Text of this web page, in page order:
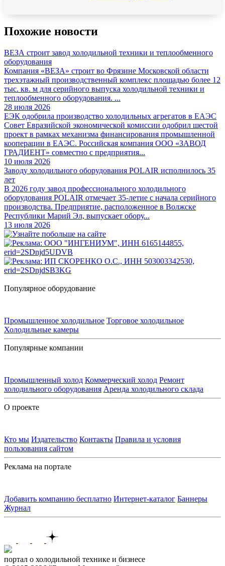
Похожие новости
ВЕЗА строит завод холодильной техники и теплообменного
оборудования
Компания «ВЕЗА» строит во Фрязине Московской области
трехэтажный производственный комплекс площадью более 12
тыс. кв. м для серийного выпуска холодильной техники и
теплообменного оборудования. ...
28 июля 2026
ЕЭК одобрила производство холодильных агрегатов в ЕАЭС
Совет Евразийской экономической комиссии одобрил шестой
проект в рамках механизма финансирования промышленной
кооперации в ЕАЭС. Российская компания ООО «ЗАВОД
ГРАДИЕНТ» совместно с предприятия...
10 июля 2026
Заводу холодильного оборудования POLAIR исполнилось 35
лет
В 2026 году завод профессионального холодильного
оборудования POLAIR отмечает 35-летие с начала серийного
производства. Предприятие, расположенное в Волжске
Республики Марий Эл, выпускает обору...
13 июля 2026
Популярное оборудование
Промышленное холодильное Торговое холодильное
Холодильные камеры
Популярные компании
Промышленный холод Коммерческий холод Ремонт
холодильного оборудования Аренда холодильного склада
О проекте
Кто мы Издательство Контакты Правила и условия
пользования сайтом
Реклама на портале
Добавить компанию бесплатно Интернет-каталог Баннеры
Журнал
портал о холодильной технике и бизнесе